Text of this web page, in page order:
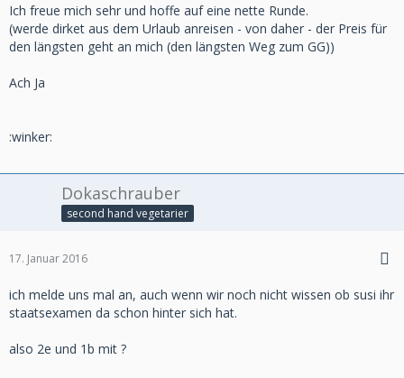
Ich freue mich sehr und hoffe auf eine nette Runde.
(werde dirket aus dem Urlaub anreisen - von daher - der Preis für
den längsten geht an mich (den längsten Weg zum GG))
Ach Ja
:winker:
Dokaschrauber
second hand vegetarier
17. Januar 2016
ich melde uns mal an, auch wenn wir noch nicht wissen ob susi ihr
staatsexamen da schon hinter sich hat.
also 2e und 1b mit ?